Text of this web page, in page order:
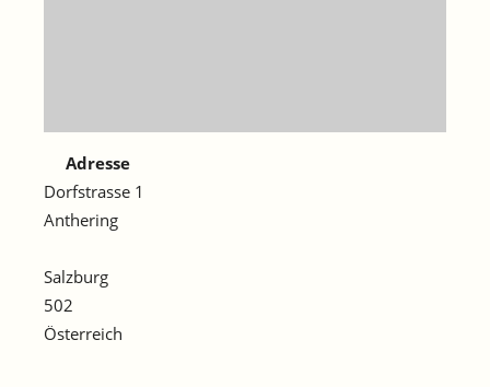
Adresse
Dorfstrasse 1
Anthering
Salzburg
502
Österreich